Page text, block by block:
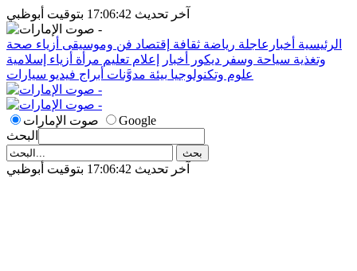
آخر تحديث 17:06:42 بتوقيت أبوظبي
الرئيسية أخبارعاجلة رياضة ثقافة إقتصاد فن وموسيقى أزياء صحة
وتغذية سياحة وسفر ديكور أخبار إعلام تعليم مرأة أزياء إسلامية
علوم وتكنولوجيا بيئة مدوَّنات أبراج فيديو سيارات
صوت الإمارات
Google
البحث
آخر تحديث 17:06:42 بتوقيت أبوظبي